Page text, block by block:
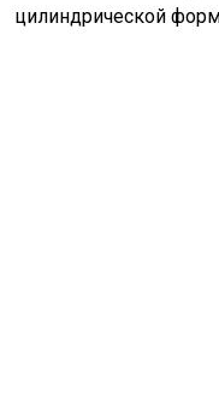
цилиндрической